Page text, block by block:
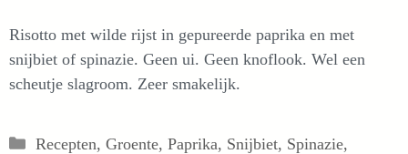
Risotto met wilde rijst in gepureerde paprika en met
snijbiet of spinazie. Geen ui. Geen knoflook. Wel een
scheutje slagroom. Zeer smakelijk.
Categorieën
Recepten, Groente, Paprika, Snijbiet, Spinazie,